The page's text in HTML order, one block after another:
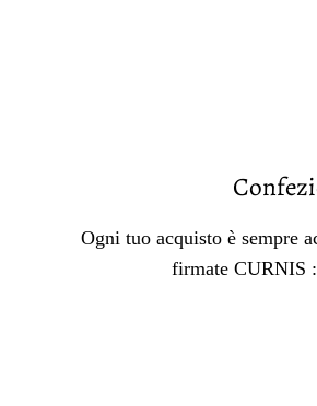
Ogni tuo acquisto è sempre
firmate CURNIS